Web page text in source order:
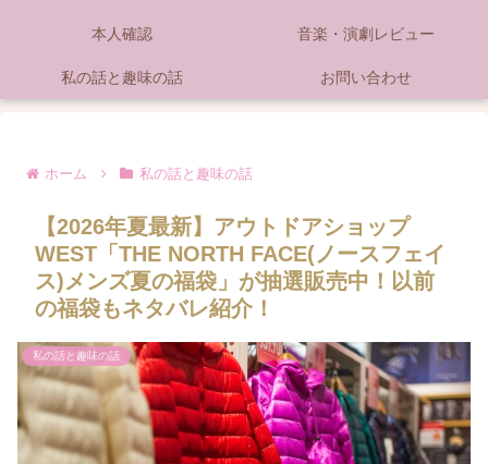
本人確認 音楽・演劇レビュー
私の話と趣味の話 お問い合わせ
ホーム 私の話と趣味の話
【2026年夏最新】アウトドアショップ
WEST「THE NORTH FACE(ノースフェイ
ス)メンズ夏の福袋」が抽選販売中！以前
の福袋もネタバレ紹介！
私の話と趣味の話